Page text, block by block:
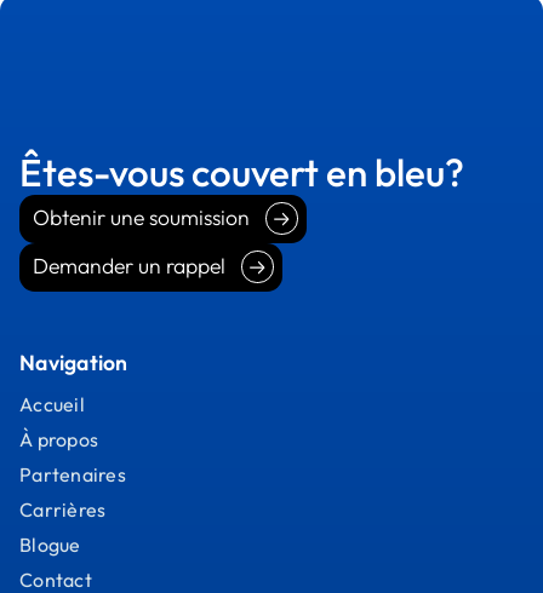
Êtes-vous couvert en bleu?
Obtenir une soumission
Demander un rappel
Demander un rappel
Navigation
Accueil
À propos
Partenaires
Carrières
Blogue
Contact